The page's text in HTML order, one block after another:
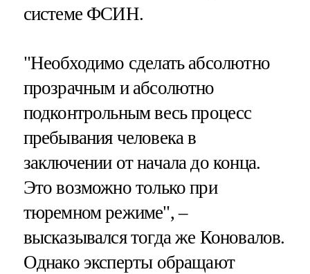
системе ФСИН.
"Необходимо сделать абсолютно
прозрачным и абсолютно
подконтрольным весь процесс
пребывания человека в
заключении от начала до конца.
Это возможно только при
тюремном режиме", –
высказывался тогда же Коновалов.
Однако эксперты обращают